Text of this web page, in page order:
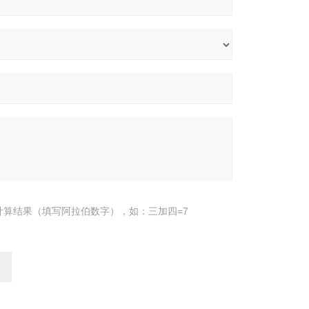
算结果（填写阿拉伯数字），如：三加四=7